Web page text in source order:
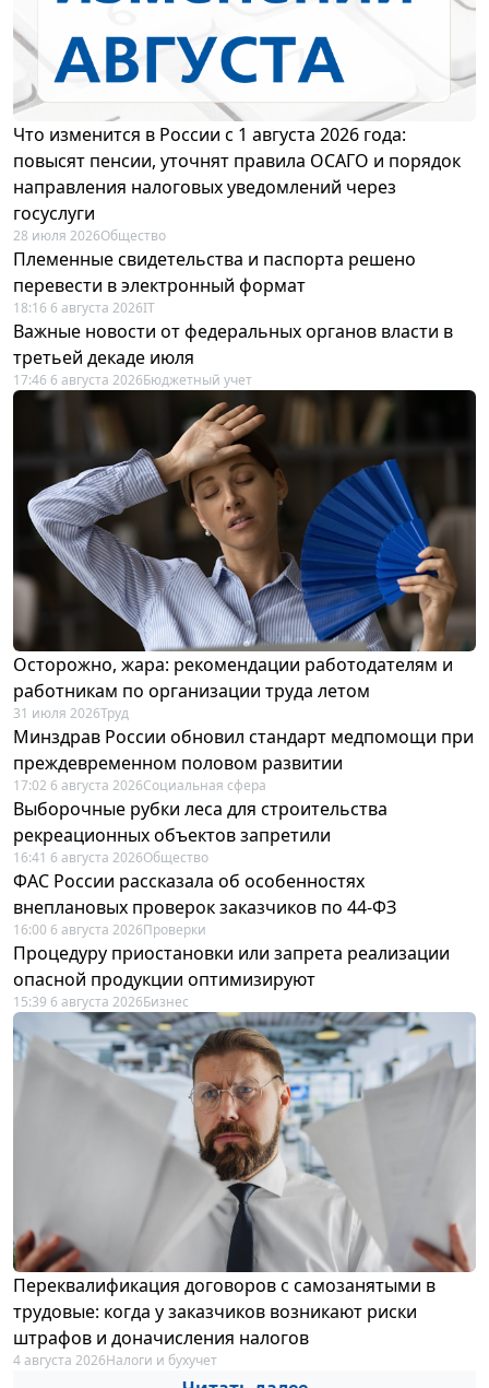
Что изменится в России с 1 августа 2026 года:
повысят пенсии, уточнят правила ОСАГО и порядок
направления налоговых уведомлений через
госуслуги
28 июля 2026Общество
Племенные свидетельства и паспорта решено
перевести в электронный формат
18:16 6 августа 2026IT
Важные новости от федеральных органов власти в
третьей декаде июля
17:46 6 августа 2026Бюджетный учет
Осторожно, жара: рекомендации работодателям и
работникам по организации труда летом
31 июля 2026Труд
Минздрав России обновил стандарт медпомощи при
преждевременном половом развитии
17:02 6 августа 2026Социальная сфера
Выборочные рубки леса для строительства
рекреационных объектов запретили
16:41 6 августа 2026Общество
ФАС России рассказала об особенностях
внеплановых проверок заказчиков по 44-ФЗ
16:00 6 августа 2026Проверки
Процедуру приостановки или запрета реализации
опасной продукции оптимизируют
15:39 6 августа 2026Бизнес
Переквалификация договоров с самозанятыми в
трудовые: когда у заказчиков возникают риски
штрафов и доначисления налогов
4 августа 2026Налоги и бухучет